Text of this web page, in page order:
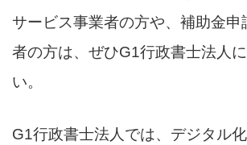
サービス事業者の方や、補助金申
者の方は、ぜひG1行政書士法人
い。
G1行政書士法人では、デジタル